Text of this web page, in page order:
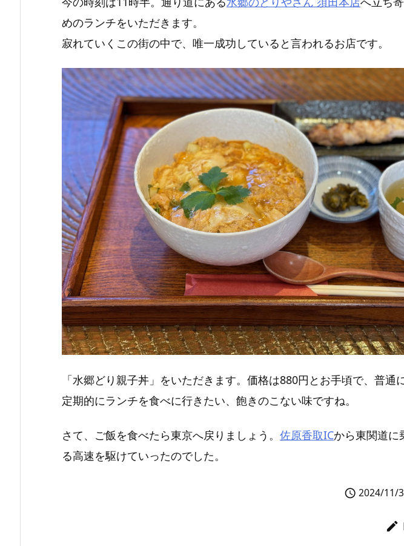
めのランチをいただきます。
寂れていくこの街の中で、唯一成功していると言われるお店です。
「水郷どり親子丼」をいただきます。価格は880円とお手頃で、普通
定期的にランチを食べに行きたい、飽きのこない味ですね。
さて、ご飯を食べたら東京へ戻りましょう。 佐原香取ICから東関道に
る高速を駆けていったのでした。
 2024/11/
